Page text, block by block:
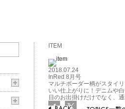
ITEM
2018.07.24
InRed 8月号
マルチボーダー柄がスタイ
いい仕上がりに！デニムや
日のお出掛けだけでなく、